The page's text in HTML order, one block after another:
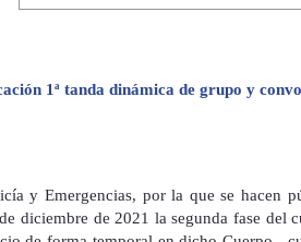
1ª tanda dinámica de grupo y
y Emergencias, por la que se hacen
diciembre de 2021 la segunda fase del